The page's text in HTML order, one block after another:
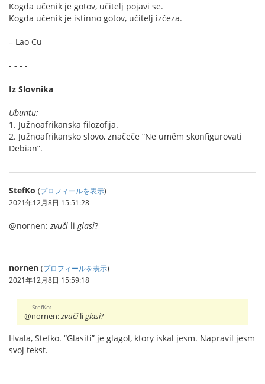
Kogda učenik je gotov, učitelj pojavi se.
Kogda učenik je istinno gotov, učitelj izčeza.
– Lao Cu
- - - -
Iz Slovnika
Ubuntu:
1. Južnoafrikanska filozofija.
2. Južnoafrikansko slovo, značeče “Ne uměm skonfigurovati
Debian”.
StefKo (プロフィールを表示)
2021年12月8日 15:51:28
@nornen: zvuči liglasi?
nornen (プロフィールを表示)
2021年12月8日 15:59:18
StefKo:
@nornen:zvučiliglasi?
Hvala, Stefko. “Glasiti” je glagol, ktory iskal jesm. Napravil jesm
svoj tekst.